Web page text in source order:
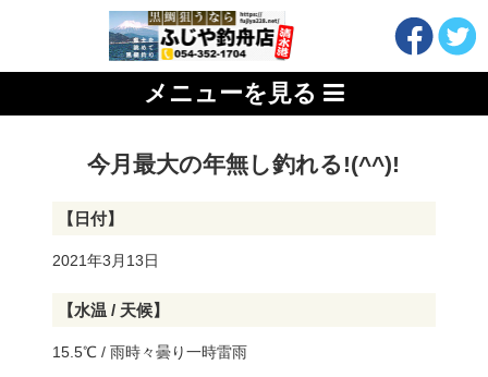
メニューを見る
今月最大の年無し釣れる!(^^)!
【日付】
2021年3月13日
【水温 / 天候】
15.5℃ / 雨時々曇り一時雷雨